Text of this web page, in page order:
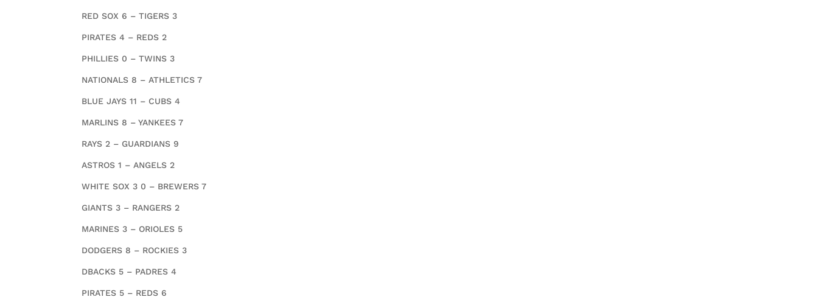
RED SOX 6 – TIGERS 3
PIRATES 4 – REDS 2
PHILLIES 0 – TWINS 3
NATIONALS 8 – ATHLETICS 7
BLUE JAYS 11 – CUBS 4
MARLINS 8 – YANKEES 7
RAYS 2 – GUARDIANS 9
ASTROS 1 – ANGELS 2
WHITE SOX 3 0 – BREWERS 7
GIANTS 3 – RANGERS 2
MARINES 3 – ORIOLES 5
DODGERS 8 – ROCKIES 3
DBACKS 5 – PADRES 4
PIRATES 5 – REDS 6